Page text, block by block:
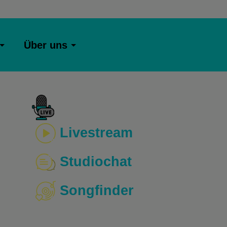
Über uns
Livestream
Studiochat
Songfinder